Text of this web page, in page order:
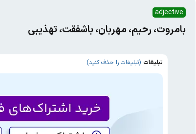
adjective
بامروت، رحیم، مهربان، باشفقت، تهذیبی
تبلیغات (تبلیغات را حذف کنید)